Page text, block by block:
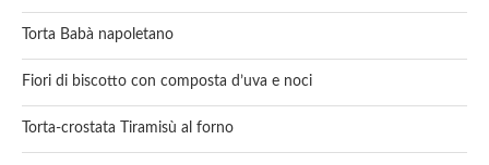
Torta Babà napoletano
Fiori di biscotto con composta d’uva e noci
Torta-crostata Tiramisù al forno